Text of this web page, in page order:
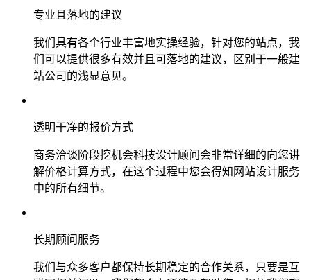
专业且落地的建议
我们具有各个行业丰富地实操经验，针对您的站点，我
们可以提供很多有效并且可落地的建议，区别于一般建
站公司的浅显意见。
透明干净的报价方式
商务洽谈阶段挖机会科技设计顾问会非常详细的向您讲
解价格计算方式，在这个过程中您会得知网站设计服务
中的所有细节。
长期顾问服务
我们与众多客户都保持长期稳定的合作关系，只要是互